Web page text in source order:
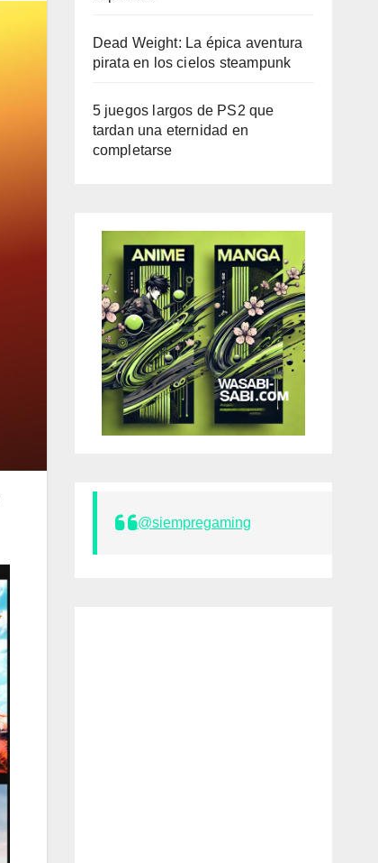
Dead Weight: La épica aventura
pirata en los cielos steampunk
5 juegos largos de PS2 que
tardan una eternidad en
completarse
@siempregaming